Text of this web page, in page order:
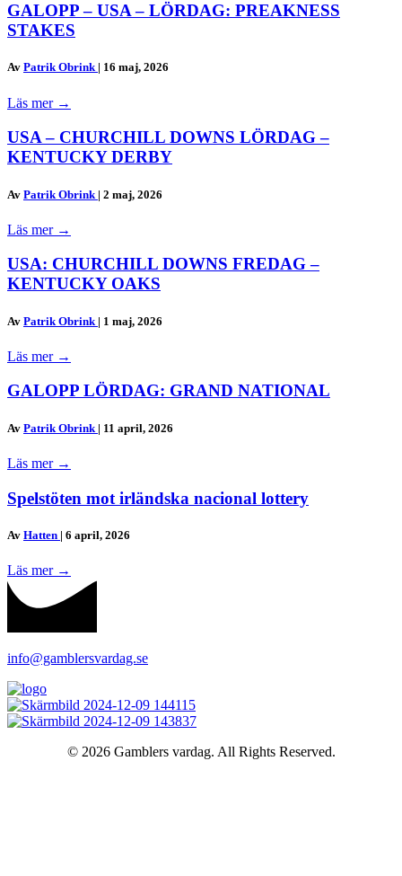
GALOPP – USA – LÖRDAG: PREAKNESS
STAKES
Av Patrik Obrink | 16 maj, 2026
Läs mer →
USA – CHURCHILL DOWNS LÖRDAG –
KENTUCKY DERBY
Av Patrik Obrink | 2 maj, 2026
Läs mer →
USA: CHURCHILL DOWNS FREDAG –
KENTUCKY OAKS
Av Patrik Obrink | 1 maj, 2026
Läs mer →
GALOPP LÖRDAG: GRAND NATIONAL
Av Patrik Obrink | 11 april, 2026
Läs mer →
Spelstöten mot irländska nacional lottery
Av Hatten | 6 april, 2026
Läs mer →
info@gamblersvardag.se
© 2026 Gamblers vardag. All Rights Reserved.